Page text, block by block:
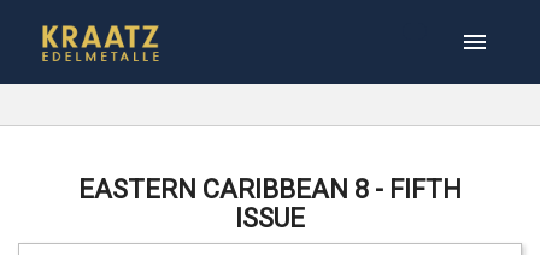

EASTERN CARIBBEAN 8 - FIFTH
ISSUE